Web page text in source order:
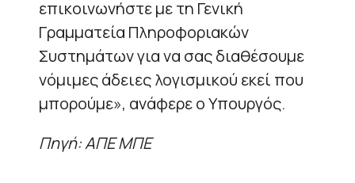
επικοινωνήστε με τη Γενική
Γραμματεία Πληροφοριακών
Συστημάτων για να σας διαθέσουμε
νόμιμες άδειες λογισμικού εκεί που
μπορούμε», ανάφερε ο Υπουργός.
Πηγή: ΑΠΕ ΜΠΕ